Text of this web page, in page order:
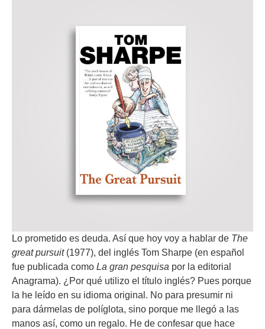
Lo prometido es deuda. Así que hoy voy a hablar de The
great pursuit(1977), del inglés Tom Sharpe (en español
fue publicada como La gran pesquisa por la editorial
Anagrama). ¿Por qué utilizo el título inglés? Pues porque
la he leído en su idioma original. No para presumir ni
para dármelas de políglota, sino porque me llegó a las
manos así, como un regalo. He de confesar que hace